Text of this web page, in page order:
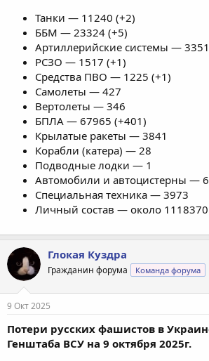
Танки — 11240 (+2)
ББМ — 23324 (+5)
Артиллерийские системы —
РСЗО — 1517 (+1)
Средства ПВО — 1225 (+1)
Самолеты — 427
Вертолеты — 346
БПЛА — 67965 (+401)
Крылатые ракеты — 3841
Корабли (катера) — 28
Подводные лодки — 1
Автомобили и автоцистерны —
Специальная техника — 3973
Личный состав — около 1118370
Глокая Куздра
Гражданин форума Команда форума
9 Окт 2025
Потери русских фашистов в
Генштаба ВСУ на 9 октября 2025г.